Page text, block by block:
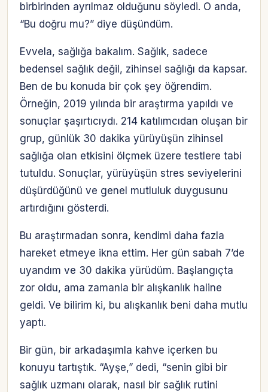
birbirinden ayrılmaz olduğunu söyledi. O anda,
“Bu doğru mu?” diye düşündüm.
Evvela, sağlığa bakalım. Sağlık, sadece
bedensel sağlık değil, zihinsel sağlığı da kapsar.
Ben de bu konuda bir çok şey öğrendim.
Örneğin, 2019 yılında bir araştırma yapıldı ve
sonuçlar şaşırtıcıydı. 214 katılımcıdan oluşan bir
grup, günlük 30 dakika yürüyüşün zihinsel
sağlığa olan etkisini ölçmek üzere testlere tabi
tutuldu. Sonuçlar, yürüyüşün stres seviyelerini
düşürdüğünü ve genel mutluluk duygusunu
artırdığını gösterdi.
Bu araştırmadan sonra, kendimi daha fazla
hareket etmeye ikna ettim. Her gün sabah 7’de
uyandım ve 30 dakika yürüdüm. Başlangıçta
zor oldu, ama zamanla bir alışkanlık haline
geldi. Ve bilirim ki, bu alışkanlık beni daha mutlu
yaptı.
Bir gün, bir arkadaşımla kahve içerken bu
konuyu tartıştık. “Ayşe,” dedi, “senin gibi bir
sağlık uzmanı olarak, nasıl bir sağlık rutini